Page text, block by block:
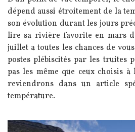
dépend aussi étroitement de la
son évolution durant les jours
lire sa rivière favorite en mars
juillet a toutes les chances de
postes plébiscités par les truites
pas les même que ceux choisis
reviendrons dans un article
température.
Image